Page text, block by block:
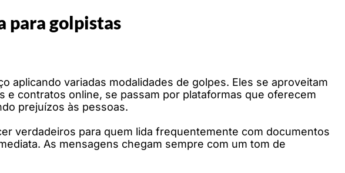
para golpistas
aplicando variadas modalidades de golpes. Eles se aproveitam
e contratos online, se passam por plataformas que oferecem
prejuízos às pessoas.
verdadeiros para quem lida frequentemente com documentos
As mensagens chegam sempre com um tom de